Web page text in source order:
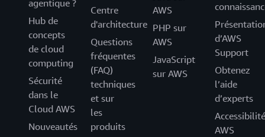
agentique ?
Hub de
concepts
de cloud
computing
Sécurité
dans le
Cloud AWS
Nouveautés
Centre
d'architecture
Questions
fréquentes
(FAQ)
techniques
et sur
les
produits
AWS
PHP sur
AWS
JavaScript
sur AWS
d’AWS
Support
Obtenez
l’aide
d’experts
Accessibilité
AWS